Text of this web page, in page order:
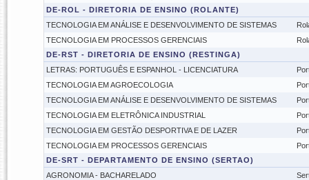
DE-ROL - DIRETORIA DE ENSINO (ROLANTE)
TECNOLOGIA EM ANÁLISE E DESENVOLVIMENTO DE SISTEMAS
TECNOLOGIA EM PROCESSOS GERENCIAIS
DE-RST - DIRETORIA DE ENSINO (RESTINGA)
LETRAS: PORTUGUÊS E ESPANHOL - LICENCIATURA
TECNOLOGIA EM AGROECOLOGIA
TECNOLOGIA EM ANÁLISE E DESENVOLVIMENTO DE SISTEMAS
TECNOLOGIA EM ELETRÔNICA INDUSTRIAL
TECNOLOGIA EM GESTÃO DESPORTIVA E DE LAZER
TECNOLOGIA EM PROCESSOS GERENCIAIS
DE-SRT - DEPARTAMENTO DE ENSINO (SERTAO)
AGRONOMIA - BACHARELADO